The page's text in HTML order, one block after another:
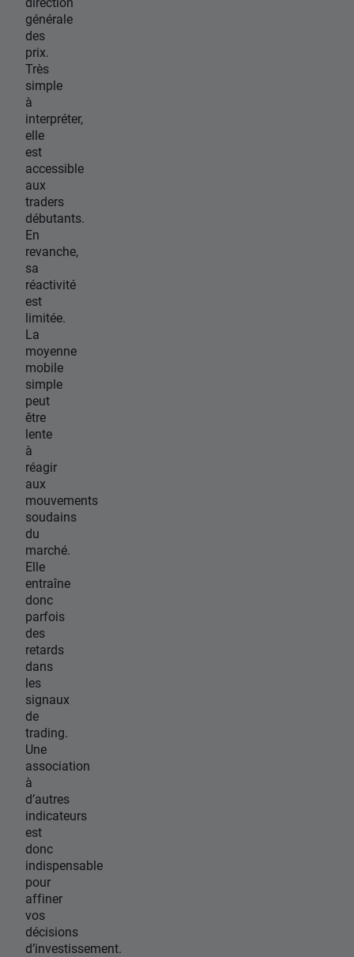
générale
des
prix.
Très
simple
à
interpréter,
elle
est
accessible
aux
traders
débutants.
En
revanche,
sa
réactivité
est
limitée.
La
moyenne
mobile
simple
peut
être
lente
à
réagir
aux
mouvements
soudains
du
marché.
Elle
entraîne
donc
parfois
des
retards
dans
les
signaux
de
trading.
Une
association
à
d’autres
indicateurs
est
donc
indispensable
pour
affiner
vos
décisions
d’investissement.